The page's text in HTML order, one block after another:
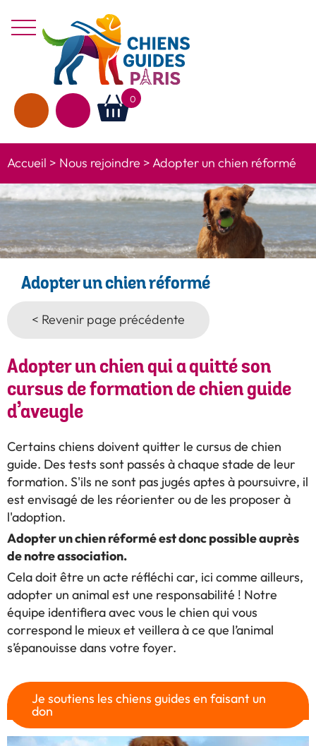
Menu
0
Accueil > Nous rejoindre >Adopter un chien réformé
Adopter un chien réformé
< Revenir page précédente
Adopter un chien qui a quitté son
cursus de formation de chien guide
d’aveugle
Certains chiens doivent quitter le cursus de chien
guide. Des tests sont passés à chaque stade de leur
formation. S'ils ne sont pas jugés aptes à poursuivre, il
est envisagé de les réorienter ou de les proposer à
l'adoption.
Adopter un chien réformé est donc possible auprès
de notre association.
Cela doit être un acte réfléchi car, ici comme ailleurs,
adopter un animal est une responsabilité ! Notre
équipe identifiera avec vous le chien qui vous
correspond le mieux et veillera à ce que l’animal
s’épanouisse dans votre foyer.
Je soutiens les chiens guides en faisant un
don